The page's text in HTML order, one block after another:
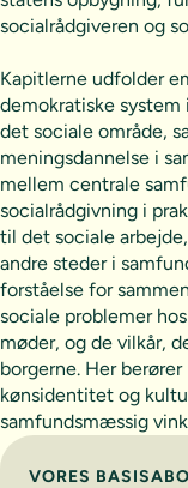
socialrådgiveren og
Kapitlerne udfolder
demokratiske
det sociale område,
meningsdannelse i
mellem centrale
socialrådgivning i
til det sociale
andre steder i
forståelse for
sociale problemer
møder, og de vilkår,
borgerne. Her
kønsidentitet og
samfundsmæssig
Vælg
VORES